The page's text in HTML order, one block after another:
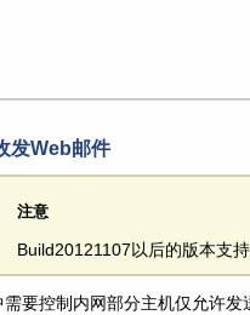
发Web邮件
注意
Build20121107以后的版本支
要控制内网部分主机仅允许发